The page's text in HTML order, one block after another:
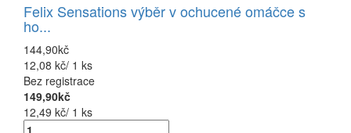
Felix Sensations výběr v ochucené omáčce s
ho...
144,90kč
12,08 kč/ 1 ks
Bez registrace
149,90kč
12,49 kč/ 1 ks